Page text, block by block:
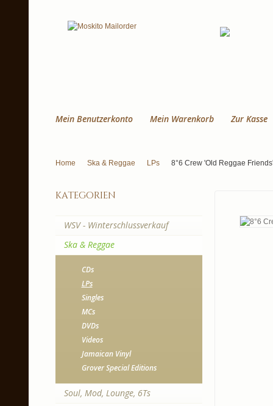
Mein Benutzerkonto Mein Warenkorb Zur Kasse
Home Ska & Reggae LPs 8°6 Crew 'Old Reggae
kategorien
WSV - Winterschlussverkauf
Ska & Reggae
CDs
LPs
Singles
MCs
DVDs
Videos
Jamaican Vinyl
Grover Special Editions
Soul, Mod, Lounge, 6Ts